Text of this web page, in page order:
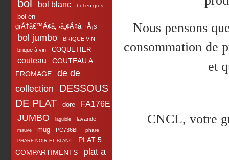
Nous pensons
consommation de
et
CNCL, votre
bol bol blanc bol en gres
bol en
grÃ†â€™Ã¢â‚¬â„¢Ã¢â‚¬Å¡s
bol jumbo
BRIQUE VIN
brique à vin
COQUETIER
couteau
COUTEAU A
FROMAGE
de de
collection
DESSOUS
DE PLAT
dore FA176E
JUMBO laguiole lavande
mauve mug PC736BF phare
PHARE NOIR ET BLANC
PLAT 5
COMPARTIMENTS
plat a